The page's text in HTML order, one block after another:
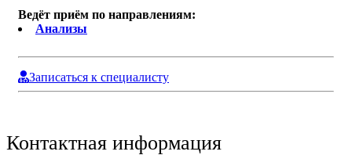
Ведёт приём по направлениям:
Анализы
Записаться к специалисту
Контактная информация